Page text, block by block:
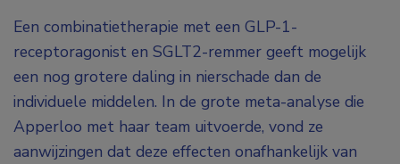
Een combinatietherapie met een GLP-1-
receptoragonist en SGLT2-remmer geeft mogelijk
een nog grotere daling in nierschade dan de
individuele middelen. In de grote meta-analyse die
Apperloo met haar team uitvoerde, vond ze
aanwijzingen dat deze effecten onafhankelijk van